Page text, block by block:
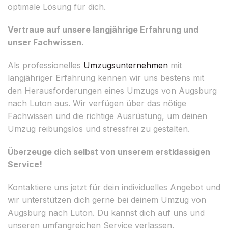
optimale Lösung für dich.
Vertraue auf unsere langjährige Erfahrung und
unser Fachwissen.
Als professionelles Umzugsunternehmen mit
langjähriger Erfahrung kennen wir uns bestens mit
den Herausforderungen eines Umzugs von Augsburg
nach Luton aus. Wir verfügen über das nötige
Fachwissen und die richtige Ausrüstung, um deinen
Umzug reibungslos und stressfrei zu gestalten.
Überzeuge dich selbst von unserem erstklassigen
Service!
Kontaktiere uns jetzt für dein individuelles Angebot und
wir unterstützen dich gerne bei deinem Umzug von
Augsburg nach Luton. Du kannst dich auf uns und
unseren umfangreichen Service verlassen.